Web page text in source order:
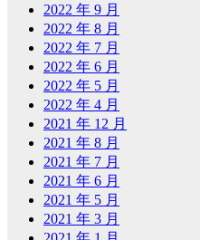
2022 年 9 月
2022 年 8 月
2022 年 7 月
2022 年 6 月
2022 年 5 月
2022 年 4 月
2021 年 12 月
2021 年 8 月
2021 年 7 月
2021 年 6 月
2021 年 5 月
2021 年 3 月